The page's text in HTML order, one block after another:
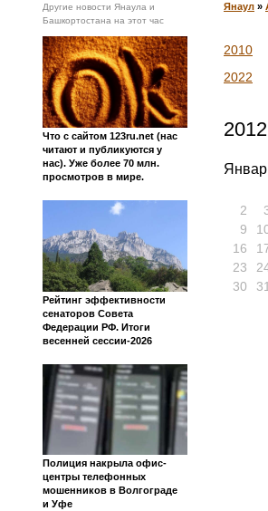
Другие новости Янаула и
Башкортостана на этот час
Что с сайтом 123ru.net (нас
читают и публикуются у
нас). Уже более 70 млн.
просмотров в мире.
Рейтинг эффективности
сенаторов Совета
Федерации РФ. Итоги
весенней сессии-2026
Полиция накрыла офис-
центры телефонных
мошенников в Волгограде
и Уфе
Янаул »
2010
2022
2012
2
9
16
23
30
31